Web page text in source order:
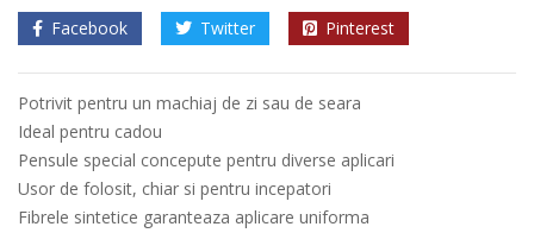
Facebook Twitter Pinterest
Potrivit pentru un machiaj de zi sau de seara
Ideal pentru cadou
Pensule special concepute pentru diverse aplicari
Usor de folosit, chiar si pentru incepatori
Fibrele sintetice garanteaza aplicare uniforma